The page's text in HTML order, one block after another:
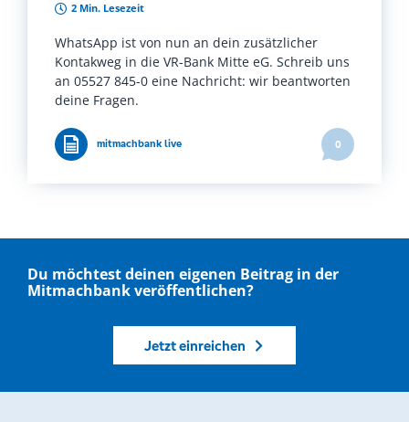
2 Min. Lesezeit
WhatsApp ist von nun an dein zusätzlicher
Kontakweg in die VR-Bank Mitte eG. Schreib uns
an 05527 845-0 eine Nachricht: wir beantworten
deine Fragen.
mitmachbank live 0
Du möchtest deinen eigenen Beitrag in der
Mitmachbank veröffentlichen?
Jetzt einreichen